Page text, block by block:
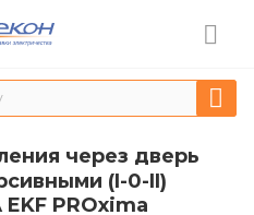
через дверь
(I-0-II)
PROxima